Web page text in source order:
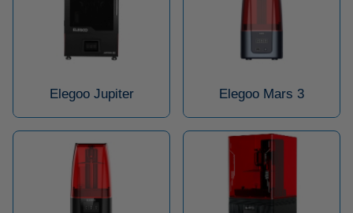
Elegoo Jupiter Elegoo Mars 3